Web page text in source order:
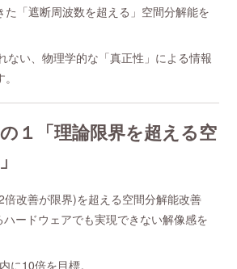
た「遮断周波数を超える」空間分解能を
ない、物理学的な「真正性」による情報
１「理論限界を超える空
改善が限界)を超える空間分解能改善
ードウェアでも実現できない解像感を
に10倍を目標。